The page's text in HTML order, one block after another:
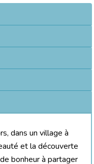
dans un village à
et la découverte
bonheur à partager